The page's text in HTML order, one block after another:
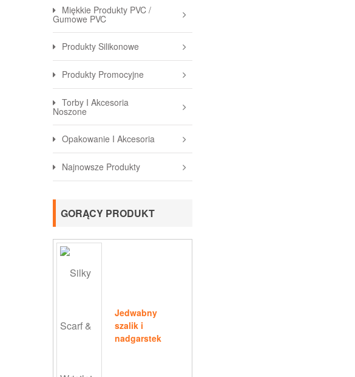
Miękkie Produkty PVC /
Gumowe PVC
Produkty Silikonowe
Produkty Promocyjne
Torby I Akcesoria
Noszone
Opakowanie I Akcesoria
Najnowsze Produkty
GORĄCY PRODUKT
Jedwabny
szalik i
nadgarstek